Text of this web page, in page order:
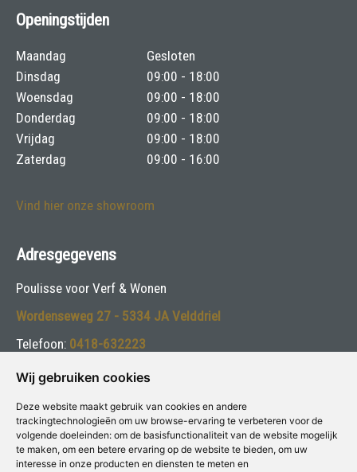
Wij gebruiken cookies
Deze website maakt gebruik van cookies en andere
trackingtechnologieën om uw browse-ervaring te verbeteren voor de
volgende doeleinden: om de basisfunctionaliteit van de website mogelijk
te maken, om een betere ervaring op de website te bieden, om uw
interesse in onze producten en diensten te meten en
Openingstijden
Maandag
Gesloten
Dinsdag
09:00 - 18:00
Woensdag
09:00 - 18:00
Donderdag
09:00 - 18:00
Vrijdag
09:00 - 18:00
Zaterdag
09:00 - 16:00
Vind hier onze showroom
Adresgegevens
Poulisse voor Verf & Wonen
Wordenseweg 27 - 5334 JA Velddriel
Telefoon: 0418-632223
E-mail:info@poulisse.nl
Volg ons: